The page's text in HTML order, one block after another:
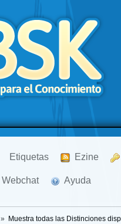
Etiquetas Ezine
Webchat Ayuda
» Muestra todas las Distinciones